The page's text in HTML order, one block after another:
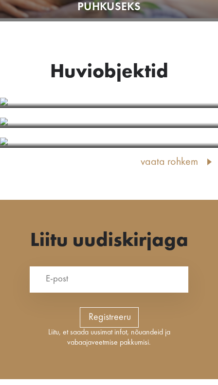
PUHKUSEKS
Huviobjektid
KUNSTIOBJEKT "JŪRMALA"
ĶEMERI KUURORDI PARK
vaata rohkem
Liitu uudiskirjaga
Registreeru
Liitu, et saada uusimat infot, nõuandeid ja
vabaajaveetmise pakkumisi.